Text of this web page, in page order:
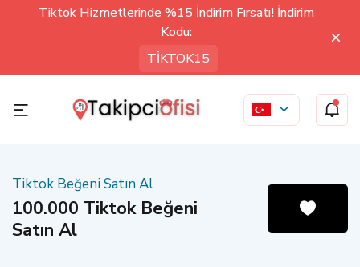
Tiktok Hizmetlerinde %15 İndirim Fırsatı! İndirim
Kodu:
TİKTOK15
Tiktok Beğeni Satın Al
100.000 Tiktok Beğeni
Satın Al